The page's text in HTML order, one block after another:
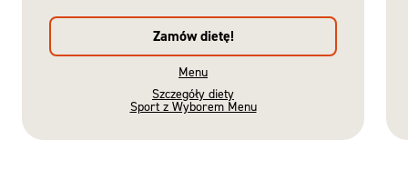
Zamów dietę!
Menu
Szczegóły diety
Sport z Wyborem Menu